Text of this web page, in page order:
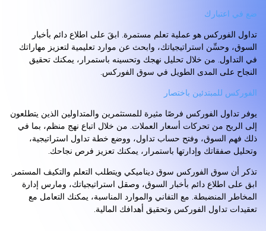
ضع في اعتبارك
تداول الفوركس هو عملية تعلم مستمرة. ابقَ على اطلاع دائم بأخبار
السوق، وحسِّن استراتيجياتك، وابحث عن موارد تعليمية لتعزيز مهاراتك
في التداول. من خلال تحليل نهجك وتحسينه باستمرار، يمكنك تحقيق
النجاح على المدى الطويل في سوق الفوركس.
الفوركس للمبتدئين باختصار
يوفر تداول الفوركس فرصًا مثيرة للمستثمرين والمتداولين الذين يتطلعون
إلى الربح من تحركات أسعار العملات. من خلال اتباع نهج منظم، بما في
ذلك فهم السوق، وفتح حساب تداول، ووضع خطة تداول استراتيجية،
وتحليل صفقاتك وإدارتها باستمرار، يمكنك تعزيز فرص نجاحك.
تذكر أن سوق الفوركس سوق ديناميكي ويتطلب التعلم والتكيف المستمر.
ابق على اطلاع دائم بأخبار السوق، وصقل استراتيجياتك، ومارس إدارة
المخاطر المنضبطة. مع التفاني والموارد المناسبة، يمكنك التعامل مع
تعقيدات تداول الفوركس وتحقيق أهدافك المالية.